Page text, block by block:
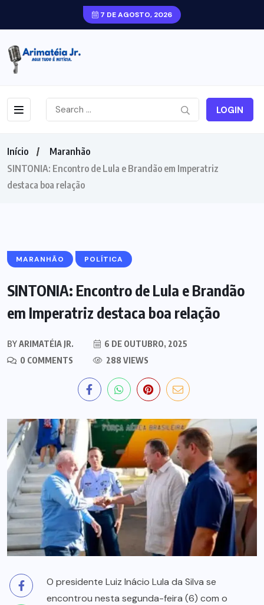
7 DE AGOSTO, 2026
LOGIN
Início
Maranhão
SINTONIA: Encontro de Lula e Brandão em Imperatriz
destaca boa relação
MARANHÃO POLÍTICA
SINTONIA: Encontro de Lula e Brandão
em Imperatriz destaca boa relação
BYARIMATÉIA JR.
6 DE OUTUBRO, 2025
0 COMMENTS
288 VIEWS
O presidente Luiz Inácio Lula da Silva se
encontrou nesta segunda-feira (6) com o